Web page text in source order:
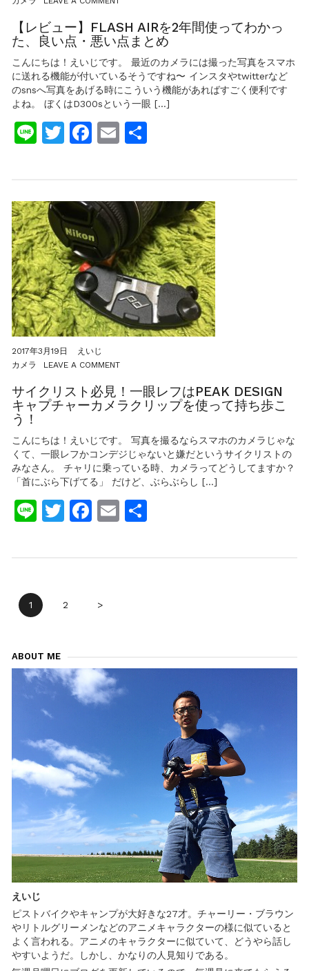
ボ
ケ
て
い
る
の
は
な
ぜ？
ビ
ュ
ー】
FLASH
AIR
を
2
年
い
悪
い
点
ま
と
め
【レビュー】FLASH AIRを2年間使ってわかっ
た、良い点・悪い点まとめ
こんにちは！えいじです。 最近のカメラには撮った写真をスマホ
に送れる機能が付いているそうですね〜 インスタやtwitterなど
のsnsへ写真をあげる時にこういう機能があればすごく便利です
よね。 ぼくはD300sという一眼 […]
LineTwitter
Facebook
Email
2017年3月19日
えいじ
カメラ
LEAVE A COMMENTON
イ
ク
リ
必
見！
一
眼
フ
リ
プ
歩
サイクリスト必見！一眼レフはPEAK DESIGN
キャプチャーカメラクリップを使って持ち歩こ
う！
こんにちは！えいじです。 写真を撮るならスマホのカメラじゃな
くて、一眼レフかコンデジじゃないと嫌だというサイクリストの
みなさん。 チャリに乗っている時、カメラってどうしてますか？
「首にぶら下げてる」 だけど、ぶらぶらし […]
LineTwitter
Facebook
Email
投
ナ
ビ
ゲ
シ
ョ
ン
1 2 >
ABOUT ME
えいじ
ピストバイクやキャンプが大好きな27才。チャーリー・ブラウン
やリトルグリーメンなどのアニメキャラクターの様に似ていると
よく言われる。アニメのキャラクターに似ていて、どうやら話し
やすいようだ。しかし、かなりの人見知りである。